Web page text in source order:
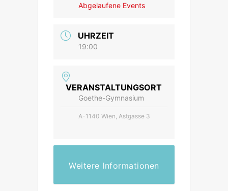
Abgelaufene Events
UHRZEIT
19:00
VERANSTALTUNGSORT
Goethe-Gymnasium
A-1140 Wien, Astgasse 3
Weitere Informationen